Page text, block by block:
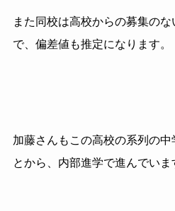
また同校は高校からの募集の
で、偏差値も推定になります。
加藤さんもこの高校の系列の中
とから、内部進学で進んでいま